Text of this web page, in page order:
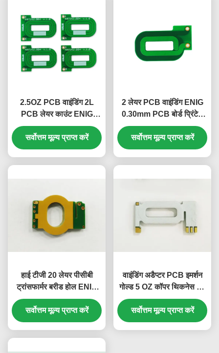
2.5OZ PCB वाइंडिंग 2L
PCB लेयर काउंट ENIG
0.30mm S1141 मटीरियल
सर्वोत्तम मूल्य प्राप्त करें
2 लेयर PCB वाइंडिंग ENIG
0.30mm PCB बोर्ड प्रिंटेड
सर्किट S1141
सर्वोत्तम मूल्य प्राप्त करें
हाई टीजी 20 लेयर पीसीबी
ट्रांसफार्मर बरीड होल ENIG
3.95+/-10%Mm
सर्वोत्तम मूल्य प्राप्त करें
वाइंडिंग अडैप्टर PCB इमर्शन
गोल्ड 5 OZ कॉपर थिकनेस हाई
Tg
सर्वोत्तम मूल्य प्राप्त करें